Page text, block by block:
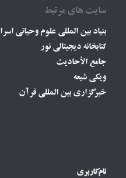
سایت های مرتبط
بنیاد بین المللی علوم وحیانی اسرا
کتابخانه دیجیتالی نور
جامع الأحادیث
ویکی شیعه
خبرگزاری بین المللی قرآن
نام‌کاربری